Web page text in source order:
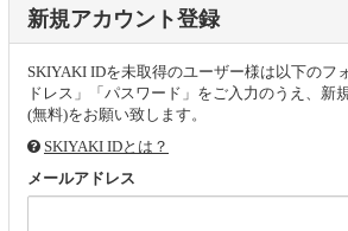
新規アカウント登録
SKIYAKI IDを未取得のユーザー様は以下のフ
ドレス」「パスワード」をご入力のうえ、新
(無料)をお願い致します。
SKIYAKI IDとは？
メールアドレス